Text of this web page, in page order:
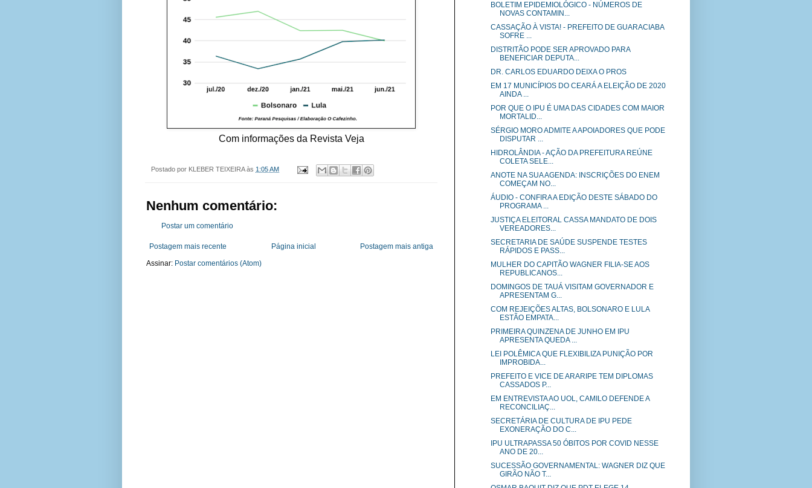
Com informações da Revista Veja
Postado por KLEBER TEIXEIRA às 1:05 AM
Nenhum comentário:
Postar um comentário
Postagem mais recente Postagem mais antiga
Página inicial
Assinar: Postar comentários (Atom)
BOLETIM EPIDEMIOLÓGICO - NÚMEROS DE
NOVAS CONTAMIN...
CASSAÇÃO À VISTA! - PREFEITO DE GUARACIABA
SOFRE ...
DISTRITÃO PODE SER APROVADO PARA
BENEFICIAR DEPUTA...
DR. CARLOS EDUARDO DEIXA O PROS
EM 17 MUNICÍPIOS DO CEARÁ A ELEIÇÃO DE 2020
AINDA ...
POR QUE O IPU É UMA DAS CIDADES COM MAIOR
MORTALID...
SÉRGIO MORO ADMITE A APOIADORES QUE PODE
DISPUTAR ...
HIDROLÂNDIA - AÇÃO DA PREFEITURA REÚNE
COLETA SELE...
ANOTE NA SUA AGENDA: INSCRIÇÕES DO ENEM
COMEÇAM NO...
ÁUDIO - CONFIRA A EDIÇÃO DESTE SÁBADO DO
PROGRAMA ...
JUSTIÇA ELEITORAL CASSA MANDATO DE DOIS
VEREADORES...
SECRETARIA DE SAÚDE SUSPENDE TESTES
RÁPIDOS E PASS...
MULHER DO CAPITÃO WAGNER FILIA-SE AOS
REPUBLICANOS...
DOMINGOS DE TAUÁ VISITAM GOVERNADOR E
APRESENTAM G...
COM REJEIÇÕES ALTAS, BOLSONARO E LULA
ESTÃO EMPATA...
PRIMEIRA QUINZENA DE JUNHO EM IPU
APRESENTA QUEDA ...
LEI POLÊMICA QUE FLEXIBILIZA PUNIÇÃO POR
IMPROBIDA...
PREFEITO E VICE DE ARARIPE TEM DIPLOMAS
CASSADOS P...
EM ENTREVISTA AO UOL, CAMILO DEFENDE A
RECONCILIAÇ...
SECRETÁRIA DE CULTURA DE IPU PEDE
EXONERAÇÃO DO C...
IPU ULTRAPASSA 50 ÓBITOS POR COVID NESSE
ANO DE 20...
SUCESSÃO GOVERNAMENTAL: WAGNER DIZ QUE
GIRÃO NÃO T...